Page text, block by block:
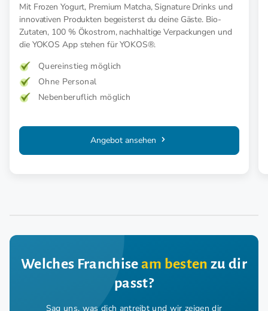
Mit Frozen Yogurt, Premium Matcha, Signature Drinks und
innovativen Produkten begeisterst du deine Gäste. Bio-
Zutaten, 100 % Ökostrom, nachhaltige Verpackungen und
die YOKOS App stehen für YOKOS®.
Quereinstieg möglich
Ohne Personal
Nebenberuflich möglich
Angebot ansehen
Welches Franchiseam besten zu dir
passt?
Sag uns, was dich antreibt und wir zeigen dir